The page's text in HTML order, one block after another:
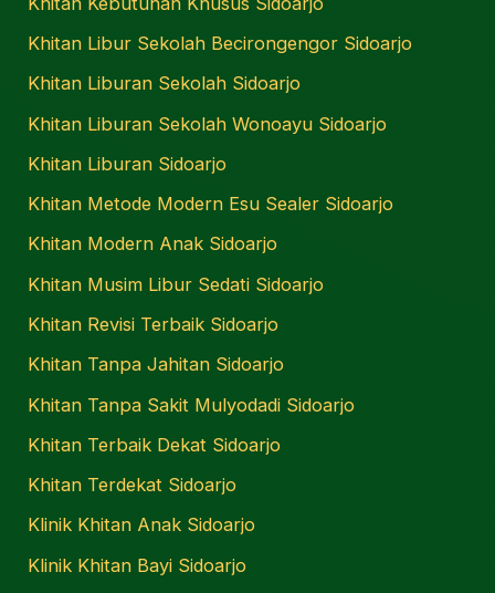
Khitan Libur Sekolah Becirongengor Sidoarjo
Khitan Liburan Sekolah Sidoarjo
Khitan Liburan Sekolah Wonoayu Sidoarjo
Khitan Liburan Sidoarjo
Khitan Metode Modern Esu Sealer Sidoarjo
Khitan Modern Anak Sidoarjo
Khitan Musim Libur Sedati Sidoarjo
Khitan Revisi Terbaik Sidoarjo
Khitan Tanpa Jahitan Sidoarjo
Khitan Tanpa Sakit Mulyodadi Sidoarjo
Khitan Terbaik Dekat Sidoarjo
Khitan Terdekat Sidoarjo
Klinik Khitan Anak Sidoarjo
Klinik Khitan Bayi Sidoarjo